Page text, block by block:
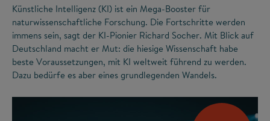
Künstliche Intelligenz (KI) ist ein Mega-Booster für
naturwissenschaftliche Forschung. Die Fortschritte werden
immens sein, sagt der KI-Pionier Richard Socher. Mit Blick auf
Deutschland macht er Mut: die hiesige Wissenschaft habe
beste Voraussetzungen, mit KI weltweit führend zu werden.
Dazu bedürfe es aber eines grundlegenden Wandels.